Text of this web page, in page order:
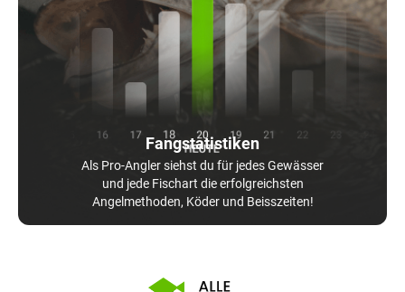
Fangstatistiken
Als Pro-Angler siehst du für jedes Gewässer
und jede Fischart die erfolgreichsten
Angelmethoden, Köder und Beisszeiten!